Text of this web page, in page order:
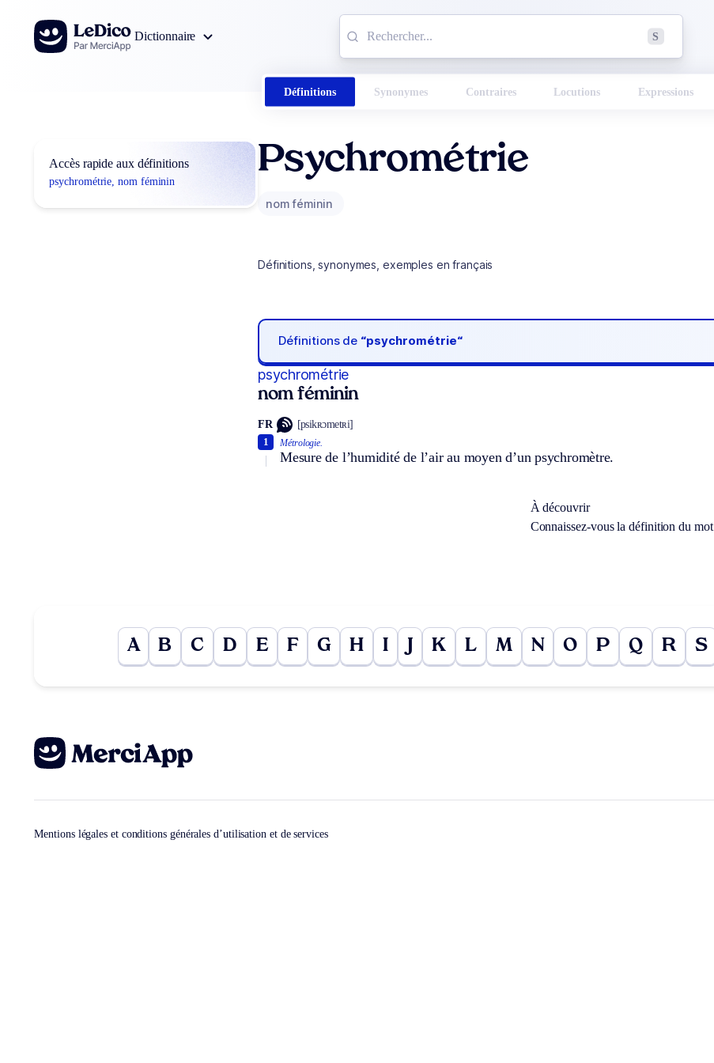
Aller au contenu
Dictionnaire
S
Définitions Synonymes Contraires Locutions Expressions
Accès rapide aux définitions
psychrométrie, nom féminin
Psychrométrie
nom féminin
Définitions, synonymes, exemples en français
Définitions de “psychrométrie“
psychrométrie
nom féminin
FR [psikʀɔmetʀi]
Métrologie.
Mesure de l’humidité de l’air au moyen d’un psychromètre.
1
À découvrir
Connaissez-vous la définition du mot
A B C D E F G H I K L M N O P Q R S
Mentions légales et conditions générales d’utilisation et de services